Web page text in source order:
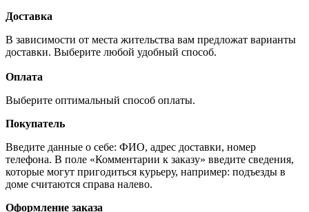
Доставка
В зависимости от места жительства вам предложат варианты
доставки. Выберите любой удобный способ.
Оплата
Выберите оптимальный способ оплаты.
Покупатель
Введите данные о себе: ФИО, адрес доставки, номер
телефона. В поле «Комментарии к заказу» введите сведения,
которые могут пригодиться курьеру, например: подъезды в
доме считаются справа налево.
Оформление заказа